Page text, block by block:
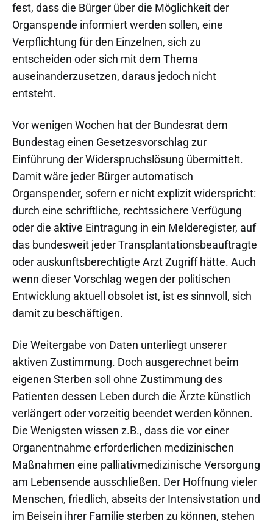
fest, dass die Bürger über die Möglichkeit der
Organspende informiert werden sollen, eine
Verpflichtung für den Einzelnen, sich zu
entscheiden oder sich mit dem Thema
auseinanderzusetzen, daraus jedoch nicht
entsteht.
Vor wenigen Wochen hat der Bundesrat dem
Bundestag einen Gesetzesvorschlag zur
Einführung der Widerspruchslösung übermittelt.
Damit wäre jeder Bürger automatisch
Organspender, sofern er nicht explizit widerspricht:
durch eine schriftliche, rechtssichere Verfügung
oder die aktive Eintragung in ein Melderegister, auf
das bundesweit jeder Transplantationsbeauftragte
oder auskunftsberechtigte Arzt Zugriff hätte. Auch
wenn dieser Vorschlag wegen der politischen
Entwicklung aktuell obsolet ist, ist es sinnvoll, sich
damit zu beschäftigen.
Die Weitergabe von Daten unterliegt unserer
aktiven Zustimmung. Doch ausgerechnet beim
eigenen Sterben soll ohne Zustimmung des
Patienten dessen Leben durch die Ärzte künstlich
verlängert oder vorzeitig beendet werden können.
Die Wenigsten wissen z.B., dass die vor einer
Organentnahme erforderlichen medizinischen
Maßnahmen eine palliativmedizinische Versorgung
am Lebensende ausschließen. Der Hoffnung vieler
Menschen, friedlich, abseits der Intensivstation und
im Beisein ihrer Familie sterben zu können, stehen